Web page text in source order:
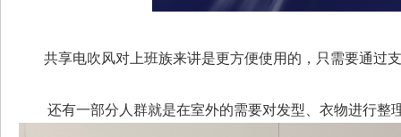
共享电吹风对上班族来讲是更方便使用的，只需要通过
还有一部分人群就是在室外的需要对发型、衣物进行整